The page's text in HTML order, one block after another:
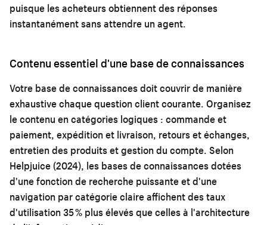
puisque les acheteurs obtiennent des réponses
instantanément sans attendre un agent.
Contenu essentiel d'une base de connaissances
Votre base de connaissances doit couvrir de manière
exhaustive chaque question client courante. Organisez
le contenu en catégories logiques : commande et
paiement, expédition et livraison, retours et échanges,
entretien des produits et gestion du compte. Selon
Helpjuice (2024), les bases de connaissances dotées
d'une fonction de recherche puissante et d'une
navigation par catégorie claire affichent des taux
d'utilisation 35 % plus élevés que celles à l'architecture